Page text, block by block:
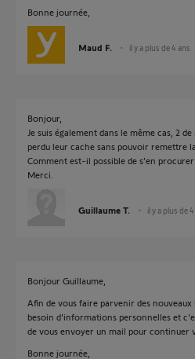
Bonne journée,
Maud F. il y a plus de 4 ans
Bonjour,
Je suis également dans le même cas, 2
perdu leur cache sans pouvoir remettre
Comment est-il possible de s’en
Merci.
Guillaume T. il y a plus de
Bonjour Guillaume,
Afin de vous faire parvenir des nouveaux
besoin d'informations personnelles et
de vous envoyer un mail pour continuer
Bonne journée,